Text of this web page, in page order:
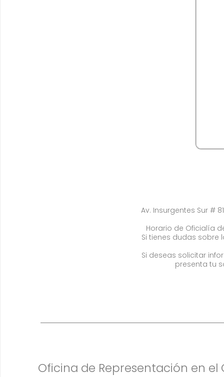
Av. Insurgentes Sur #
Horario de Oficialía
Si tienes dudas
Si deseas solicitar
presenta tu
Oficina de Representación en el